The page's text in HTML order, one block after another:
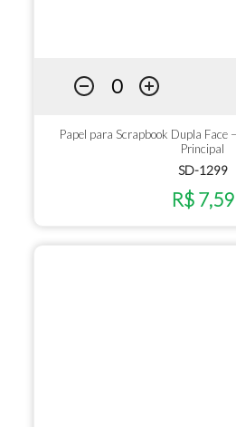
Papel para Scrapbook Dupla Face
Principal
SD-1299
R$ 7,59